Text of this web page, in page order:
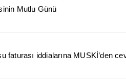
Mutlu Günü
faturası iddialarına MUSKİ’den